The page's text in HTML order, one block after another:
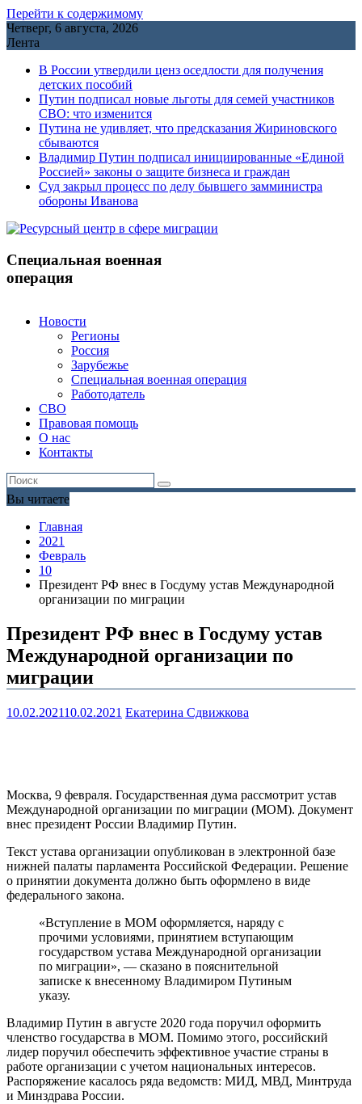
Перейти к содержимому
Четверг, 6 августа, 2026
Лента
В России утвердили ценз оседлости для получения
детских пособий
Путин подписал новые льготы для семей участников
СВО: что изменится
Путина не удивляет, что предсказания Жириновского
сбываются
Владимир Путин подписал инициированные «Единой
Россией» законы о защите бизнеса и граждан
Cуд закрыл процесс по делу бывшего замминистра
обороны Иванова
Специальная военная
операция
Новости
Регионы
Россия
Зарубежье
Специальная военная операция
Работодатель
СВО
Правовая помощь
О нас
Контакты
Вы читаете
Главная
2021
Февраль
10
Президент РФ внес в Госдуму устав Международной
организации по миграции
Президент РФ внес в Госдуму устав
Международной организации по
миграции
10.02.202110.02.2021 Екатерина Сдвижкова
Москва, 9 февраля. Государственная дума рассмотрит устав
Международной организации по миграции (МОМ). Документ
внес президент России Владимир Путин.
Текст устава организации опубликован в электронной базе
нижней палаты парламента Российской Федерации. Решение
о принятии документа должно быть оформлено в виде
федерального закона.
«Вступление в MOM оформляется, наряду с
прочими условиями, принятием вступающим
государством устава Международной организации
по миграции», — сказано в пояснительной
записке к внесенному Владимиром Путиным
указу.
Владимир Путин в августе 2020 года поручил оформить
членство государства в МОМ. Помимо этого, российский
лидер поручил обеспечить эффективное участие страны в
работе организации с учетом национальных интересов.
Распоряжение касалось ряда ведомств: МИД, МВД, Минтруда
и Минздрава России.